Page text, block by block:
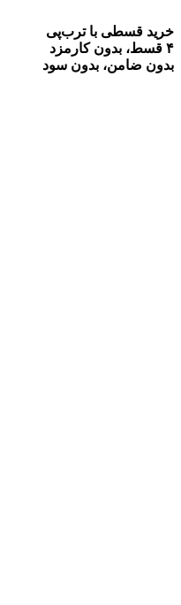
خرید قسطی با ترب‌پی
۴ قسط، بدون کارمزد
بدون ضامن، بدون سود